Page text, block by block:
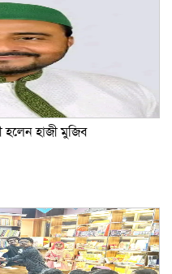
হলেন হাজী মুজিব